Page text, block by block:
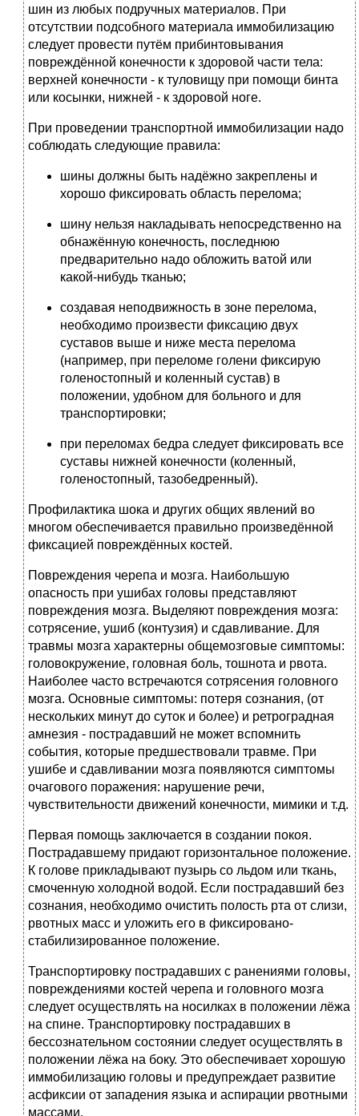
шин из любых подручных материалов. При
отсутствии подсобного материала иммобилизацию
следует провести путём прибинтовывания
повреждённой конечности к здоровой части тела:
верхней конечности - к туловищу при помощи бинта
или косынки, нижней - к здоровой ноге.
При проведении транспортной иммобилизации надо
соблюдать следующие правила:
шины должны быть надёжно закреплены и
хорошо фиксировать область перелома;
шину нельзя накладывать непосредственно на
обнажённую конечность, последнюю
предварительно надо обложить ватой или
какой-нибудь тканью;
создавая неподвижность в зоне перелома,
необходимо произвести фиксацию двух
суставов выше и ниже места перелома
(например, при переломе голени фиксирую
голеностопный и коленный сустав) в
положении, удобном для больного и для
транспортировки;
при переломах бедра следует фиксировать все
суставы нижней конечности (коленный,
голеностопный, тазобедренный).
Профилактика шока и других общих явлений во
многом обеспечивается правильно произведённой
фиксацией повреждённых костей.
Повреждения черепа и мозга. Наибольшую
опасность при ушибах головы представляют
повреждения мозга. Выделяют повреждения мозга:
сотрясение, ушиб (контузия) и сдавливание. Для
травмы мозга характерны общемозговые симптомы:
головокружение, головная боль, тошнота и рвота.
Наиболее часто встречаются сотрясения головного
мозга. Основные симптомы: потеря сознания, (от
нескольких минут до суток и более) и ретроградная
амнезия - пострадавший не может вспомнить
события, которые предшествовали травме. При
ушибе и сдавливании мозга появляются симптомы
очагового поражения: нарушение речи,
чувствительности движений конечности, мимики и т.д.
Первая помощь заключается в создании покоя.
Пострадавшему придают горизонтальное положение.
К голове прикладывают пузырь со льдом или ткань,
смоченную холодной водой. Если пострадавший без
сознания, необходимо очистить полость рта от слизи,
рвотных масс и уложить его в фиксировано-
стабилизированное положение.
Транспортировку пострадавших с ранениями головы,
повреждениями костей черепа и головного мозга
следует осуществлять на носилках в положении лёжа
на спине. Транспортировку пострадавших в
бессознательном состоянии следует осуществлять в
положении лёжа на боку. Это обеспечивает хорошую
иммобилизацию головы и предупреждает развитие
асфиксии от западения языка и аспирации рвотными
массами.